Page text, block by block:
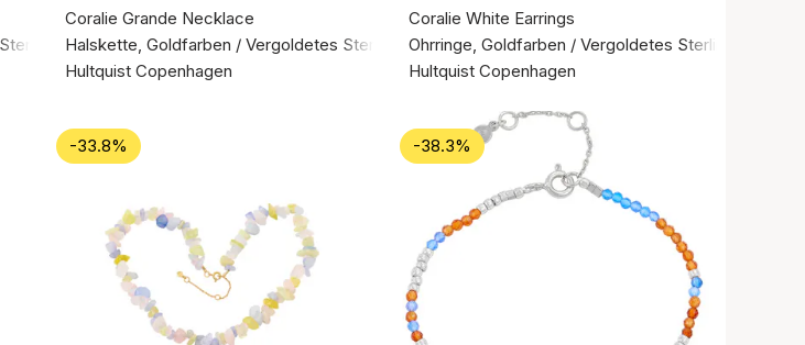
925
Coralie Grande Necklace
Halskette, Goldfarben / Vergoldetes Sterlingsilber 925
Hultquist Copenhagen
Coralie White Earrings
Ohrringe, Goldfarben / Vergoldetes Sterlingsilber
Hultquist Copenhagen
-33.8% -38.3%